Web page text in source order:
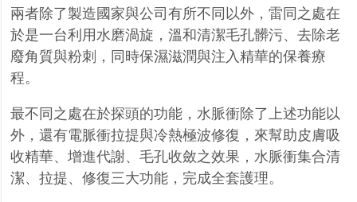
兩者除了製造國家與公司有所不同以外，雷同之處在
於是一台利用水磨渦旋，溫和清潔毛孔髒污、去除老
廢角質與粉刺，同時保濕滋潤與注入精華的保養療
程。
最不同之處在於探頭的功能，水脈衝除了上述功能以
外，還有電脈衝拉提與冷熱極波修復，來幫助皮膚吸
收精華、增進代謝、毛孔收斂之效果，水脈衝集合清
潔、拉提、修復三大功能，完成全套護理。